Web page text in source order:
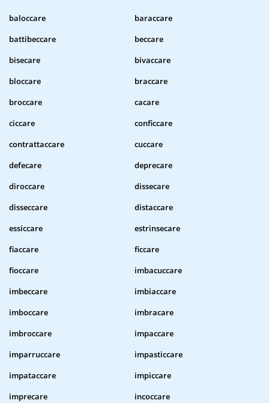
baloccare
baraccare
battibeccare
beccare
bisecare
bivaccare
bloccare
braccare
broccare
cacare
ciccare
conficcare
contrattaccare
cuccare
defecare
deprecare
diroccare
dissecare
disseccare
distaccare
essiccare
estrinsecare
fiaccare
ficcare
fioccare
imbacuccare
imbeccare
imbiaccare
imboccare
imbracare
imbroccare
impaccare
imparruccare
impasticcare
impataccare
impiccare
imprecare
incoccare